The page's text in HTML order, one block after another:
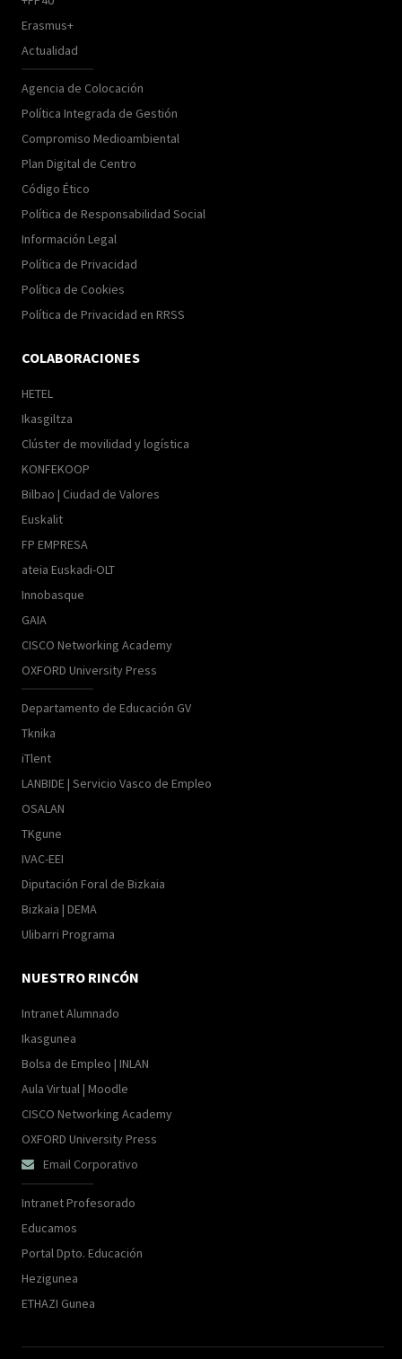
Erasmus+
Actualidad
Agencia de Colocación
Política Integrada de Gestión
Compromiso Medioambiental
Plan Digital de Centro
Código Ético
Política de Responsabilidad Social
Información Legal
Política de Privacidad
Política de Cookies
Política de Privacidad en RRSS
COLABORACIONES
HETEL
Ikasgiltza
Clúster de movilidad y logística
KONFEKOOP
Bilbao | Ciudad de Valores
Euskalit
FP EMPRESA
ateia Euskadi-OLT
Innobasque
GAIA
CISCO Networking Academy
OXFORD University Press
Departamento de Educación GV
Tknika
iTlent
LANBIDE | Servicio Vasco de Empleo
OSALAN
TKgune
IVAC-EEI
Diputación Foral de Bizkaia
Bizkaia | DEMA
Ulibarri Programa
NUESTRO RINCÓN
Intranet Alumnado
Ikasgunea
Bolsa de Empleo | INLAN
Aula Virtual | Moodle
CISCO Networking Academy
OXFORD University Press
 Email Corporativo
Intranet Profesorado
Educamos
Portal Dpto. Educación
Hezigunea
ETHAZI Gunea